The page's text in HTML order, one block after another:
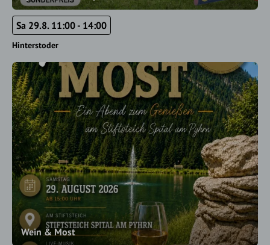
Sa 29.8. 11:00 - 14:00
Hinterstoder
Wein & Most